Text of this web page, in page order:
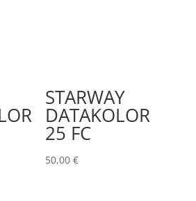
STARWAY
DATAKOLOR
25 FC
50,00€